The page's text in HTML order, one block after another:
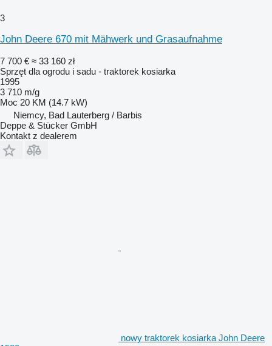
3
John Deere 670 mit Mähwerk und Grasaufnahme
7 700 € ≈ 33 160 zł
Sprzęt dla ogrodu i sadu - traktorek kosiarka
1995
3 710 m/g
Moc 20 KM (14.7 kW)
Niemcy, Bad Lauterberg / Barbis
Deppe & Stücker GmbH
Kontakt z dealerem
nowy traktorek kosiarka John Deere